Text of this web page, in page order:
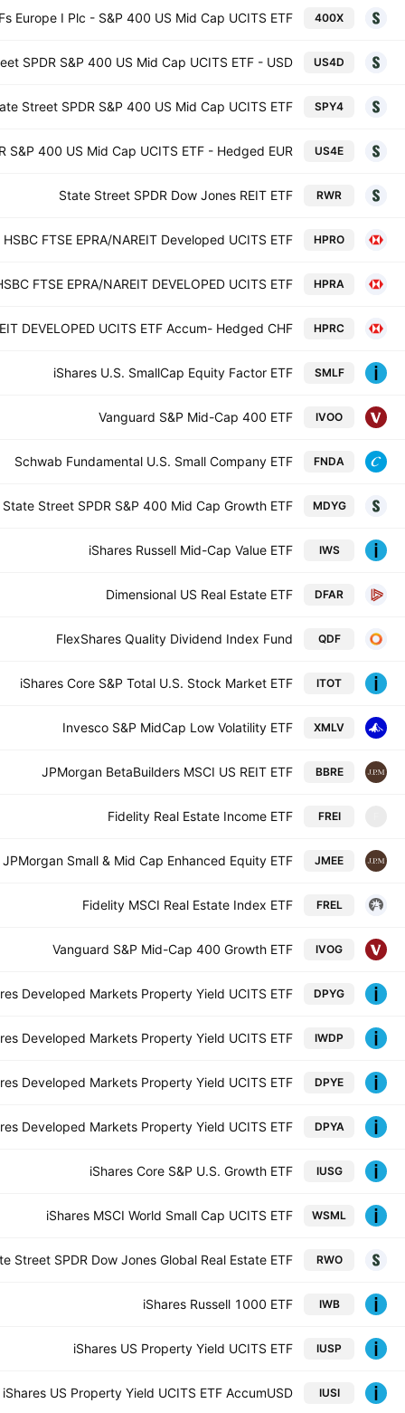
400X
Europe I Plc - S&P 400 US Mid Cap UCITS ETF
US4D
SPDR S&P 400 US Mid Cap UCITS ETF - USD
SPY4
Street SPDR S&P 400 US Mid Cap UCITS ETF
US4E
S&P 400 US Mid Cap UCITS ETF - Hedged EUR
RWR
State Street SPDR Dow Jones REIT ETF
HPRO
HSBC FTSE EPRA/NAREIT Developed UCITS ETF
HPRA
FTSE EPRA/NAREIT DEVELOPED UCITS ETF
HPRC
DEVELOPED UCITS ETF Accum- Hedged CHF
SMLF
iShares U.S. SmallCap Equity Factor ETF
IVOO
Vanguard S&P Mid-Cap 400 ETF
FNDA
Schwab Fundamental U.S. Small Company ETF
MDYG
State Street SPDR S&P 400 Mid Cap Growth ETF
IWS
iShares Russell Mid-Cap Value ETF
DFAR
Dimensional US Real Estate ETF
QDF
FlexShares Quality Dividend Index Fund
ITOT
iShares Core S&P Total U.S. Stock Market ETF
XMLV
Invesco S&P MidCap Low Volatility ETF
BBRE
JPMorgan BetaBuilders MSCI US REIT ETF
FREI
Fidelity Real Estate Income ETF
JMEE
JPMorgan Small & Mid Cap Enhanced Equity ETF
FREL
Fidelity MSCI Real Estate Index ETF
IVOG
Vanguard S&P Mid-Cap 400 Growth ETF
DPYG
Developed Markets Property Yield UCITS ETF
IWDP
Developed Markets Property Yield UCITS ETF
DPYE
Developed Markets Property Yield UCITS ETF
DPYA
Developed Markets Property Yield UCITS ETF
IUSG
iShares Core S&P U.S. Growth ETF
WSML
iShares MSCI World Small Cap UCITS ETF
RWO
Street SPDR Dow Jones Global Real Estate ETF
IWB
iShares Russell 1000 ETF
IUSP
iShares US Property Yield UCITS ETF
IUSI
US Property Yield UCITS ETF AccumUSD